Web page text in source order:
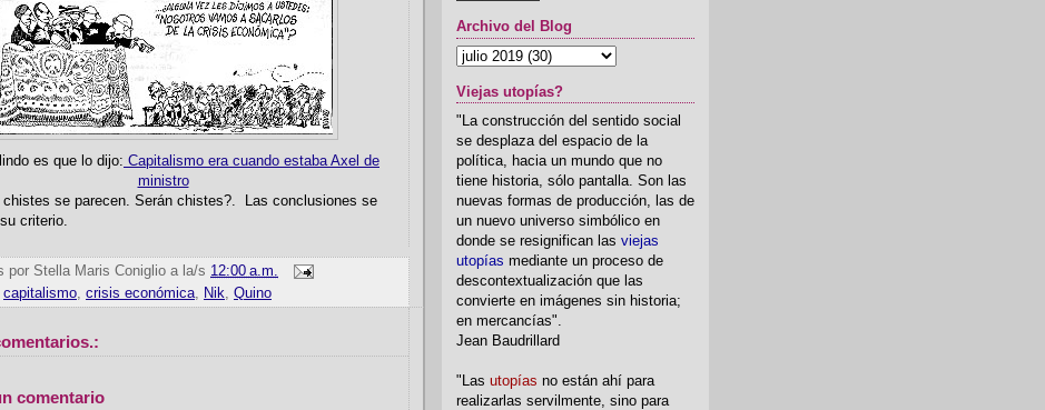
es que lo dijo: Capitalismo era cuando estaba Axel de
ministro
chistes se parecen. Serán chistes?. Las conclusiones se
criterio.
por Stella Maris Coniglio a la/s 12:00 a.m.
capitalismo, crisis económica, Nik, Quino
comentario
Archivo del Blog
Viejas utopías?
"La construcción del sentido social
se desplaza del espacio de la
política, hacia un mundo que no
tiene historia, sólo pantalla. Son las
nuevas formas de producción, las de
un nuevo universo simbólico en
donde se resignifican las viejas
utopías mediante un proceso de
descontextualización que las
convierte en imágenes sin historia;
en mercancías".
Jean Baudrillard
"Las utopías no están ahí para
realizarlas servilmente, sino para